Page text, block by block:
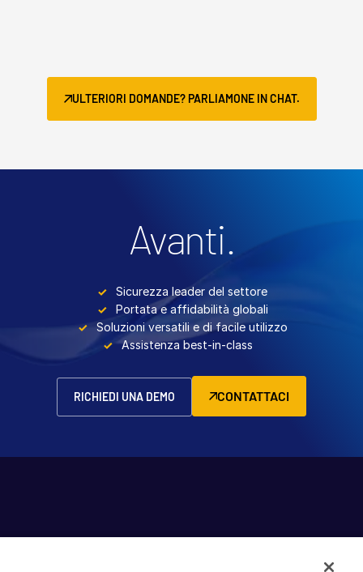
ULTERIORI DOMANDE? PARLIAMONE IN CHAT.
Avanti.
RICHIEDI UNA DEMO CONTATTACI
Sicurezza leader del settore
Portata e affidabilità globali
Soluzioni versatili e di facile utilizzo
Assistenza best-in-class